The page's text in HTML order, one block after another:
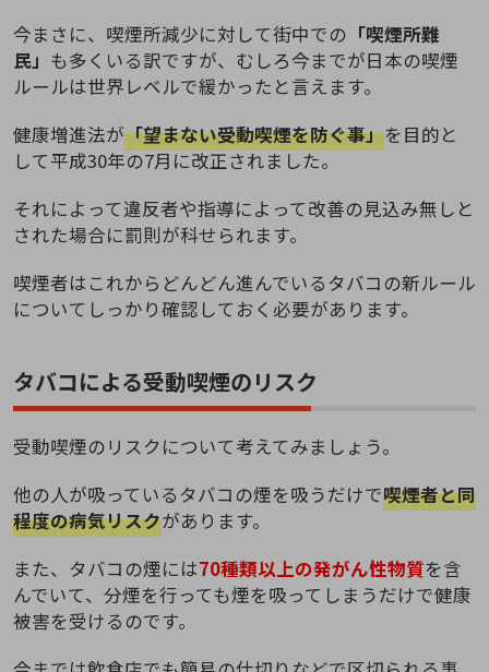
今まさに、喫煙所減少に対して街中での 「喫煙所難
民」 も多くいる訳ですが、むしろ今までが日本の喫煙
ルールは世界レベルで緩かったと言えます。
健康増進法が「望まない受動喫煙を防ぐ事」を目的と
して平成30年の7月に改正されました。
それによって違反者や指導によって改善の見込み無しと
された場合に罰則が科せられます。
喫煙者はこれからどんどん進んでいるタバコの新ルール
についてしっかり確認しておく必要があります。
タバコによる受動喫煙のリスク
受動喫煙のリスクについて考えてみましょう。
他の人が吸っているタバコの煙を吸うだけで喫煙者と同
程度の病気リスクがあります。
また、タバコの煙には70種類以上の発がん性物質を含
んでいて、分煙を行っても煙を吸ってしまうだけで健康
被害を受けるのです。